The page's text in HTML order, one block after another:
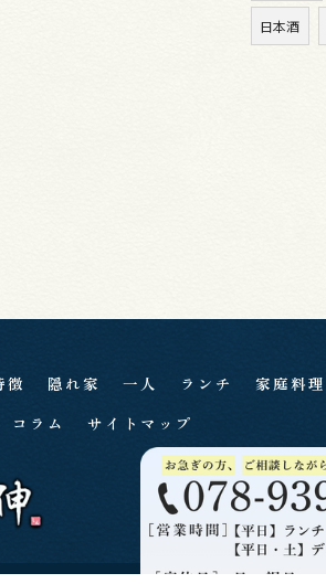
日本酒
徴 隠れ家 一人 ランチ 家庭料理
コラム サイトマップ